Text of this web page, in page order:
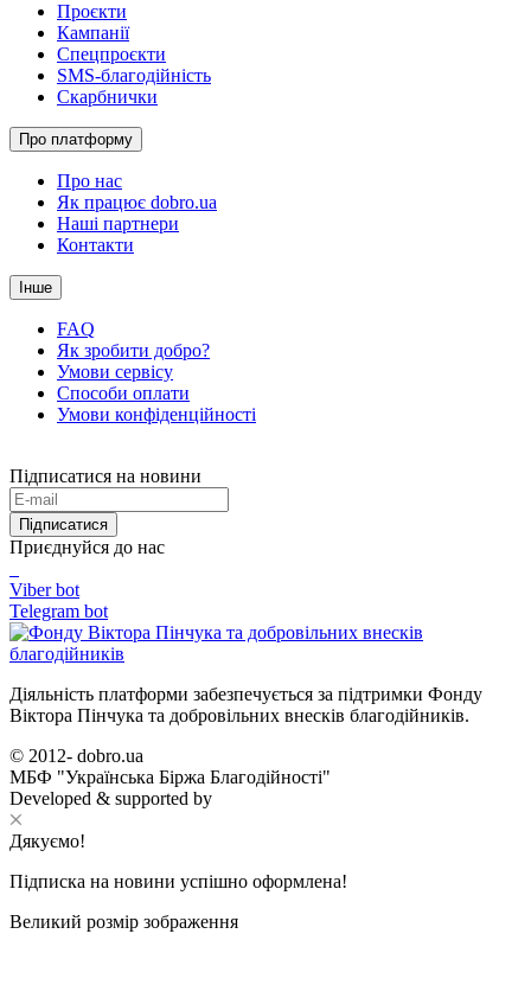
Проєкти
Кампанії
Спецпроєкти
SMS-благодійність
Скарбнички
Про платформу
Про нас
Як працює dobro.ua
Наші партнери
Контакти
Інше
FAQ
Як зробити добро?
Умови сервісу
Способи оплати
Умови конфіденційності
Підписатися на новини
Підписатися
Приєднуйся до нас
Viber bot
Telegram bot
Діяльність платформи забезпечується за підтримки Фонду
Віктора Пінчука та добровільних внесків благодійників.
© 2012- dobro.ua
МБФ "Українська Біржа Благодійності"
Developed & supported by
Дякуємо!
Підписка на новини успішно оформлена!
Великий розмір зображення